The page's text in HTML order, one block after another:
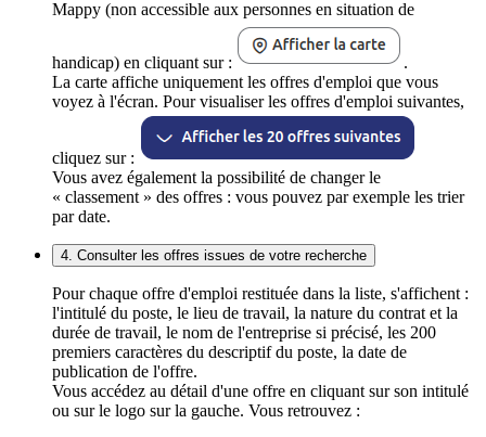
Mappy (non accessible aux personnes en situation de
handicap) en cliquant sur :
.
La carte affiche uniquement les offres d'emploi que vous
voyez à l'écran. Pour visualiser les offres d'emploi suivantes,
cliquez sur :
Vous avez également la possibilité de changer le
« classement » des offres : vous pouvez par exemple les trier
par date.
4. Consulter les offres issues de votre recherche
Pour chaque offre d'emploi restituée dans la liste, s'affichent :
l'intitulé du poste, le lieu de travail, la nature du contrat et la
durée de travail, le nom de l'entreprise si précisé, les 200
premiers caractères du descriptif du poste, la date de
publication de l'offre.
Vous accédez au détail d'une offre en cliquant sur son intitulé
ou sur le logo sur la gauche. Vous retrouvez :